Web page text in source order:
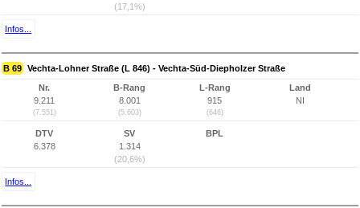
(17,1%)
Infos...
B 69 Vechta-Lohner Straße (L 846) - Vechta-Süd-Diepholzer Straße
Nr.
9.211
(7.551)
B-Rang
8.001
(5.603)
L-Rang
915
(646)
Land
NI
DTV
6.378
SV
1.314
(20,6%)
BPL
Infos...